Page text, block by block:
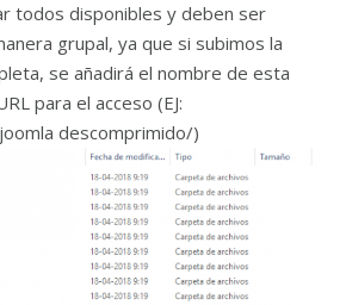
todos disponibles y deben ser
grupal, ya que si subimos la
se añadirá el nombre de esta
para el acceso (EJ:
descomprimido/)